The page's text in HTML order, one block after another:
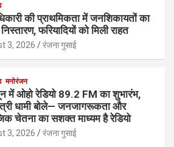
की प्राथमिकता में जनशिकायतों का
फरियादियों को मिली राहत
3, 2026 रंजना गुसाई
मनोरंजन
में ओहो रेडियो 89.2 FM का शुभारंभ,
धामी बोले— जनजागरूकता और
चेतना का सशक्त माध्यम है रेडियो
3, 2026 रंजना गुसाई